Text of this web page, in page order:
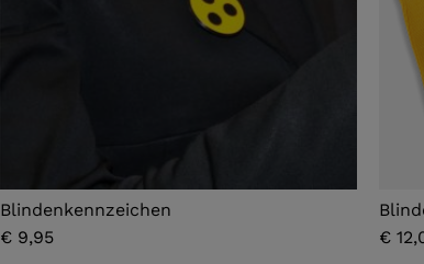
Blindenkennzeichen
€ 9,95
€